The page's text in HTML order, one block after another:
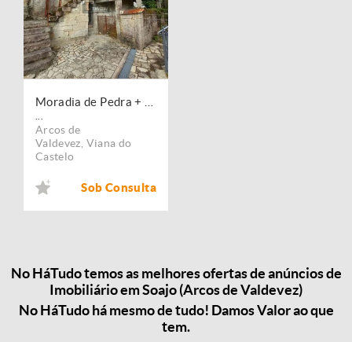
Arcos de
Valdevez Viana do
Castelo
Sob Consulta
No HáTudo temos as melhores ofertas de anúncios de
Imobiliário em Soajo (Arcos de Valdevez)
No HáTudo há mesmo de tudo! Damos Valor ao que
tem.